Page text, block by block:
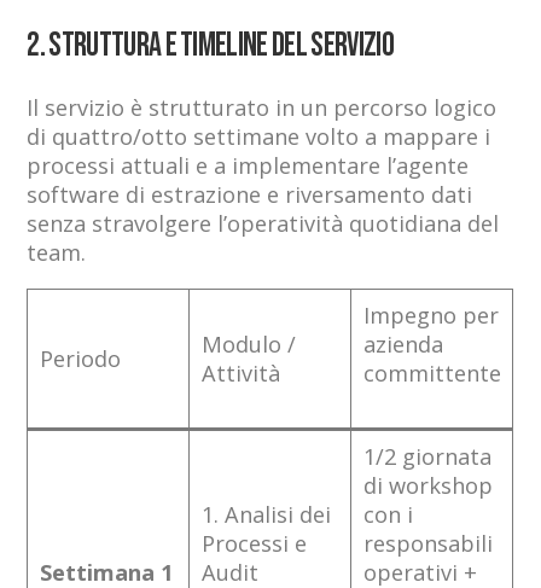
2. STRUTTURA E TIMELINE DEL SERVIZIO
Il servizio è strutturato in un percorso logico
di quattro/otto settimane volto a mappare i
processi attuali e a implementare l’agente
software di estrazione e riversamento dati
senza stravolgere l’operatività quotidiana del
team.
Periodo
Modulo /
Attività
Impegno per
azienda
committente
Settimana 1
1. Analisi dei
Processi e
Audit
1/2 giornata
di workshop
con i
responsabili
operativi +